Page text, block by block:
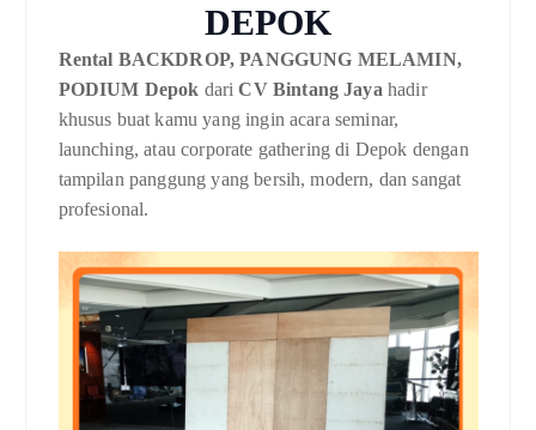
DEPOK
Rental BACKDROP, PANGGUNG MELAMIN,
PODIUM Depok dariCV Bintang Jaya hadir
khusus buat kamu yang ingin acara seminar,
launching, atau corporate gathering di Depok dengan
tampilan panggung yang bersih, modern, dan sangat
profesional.